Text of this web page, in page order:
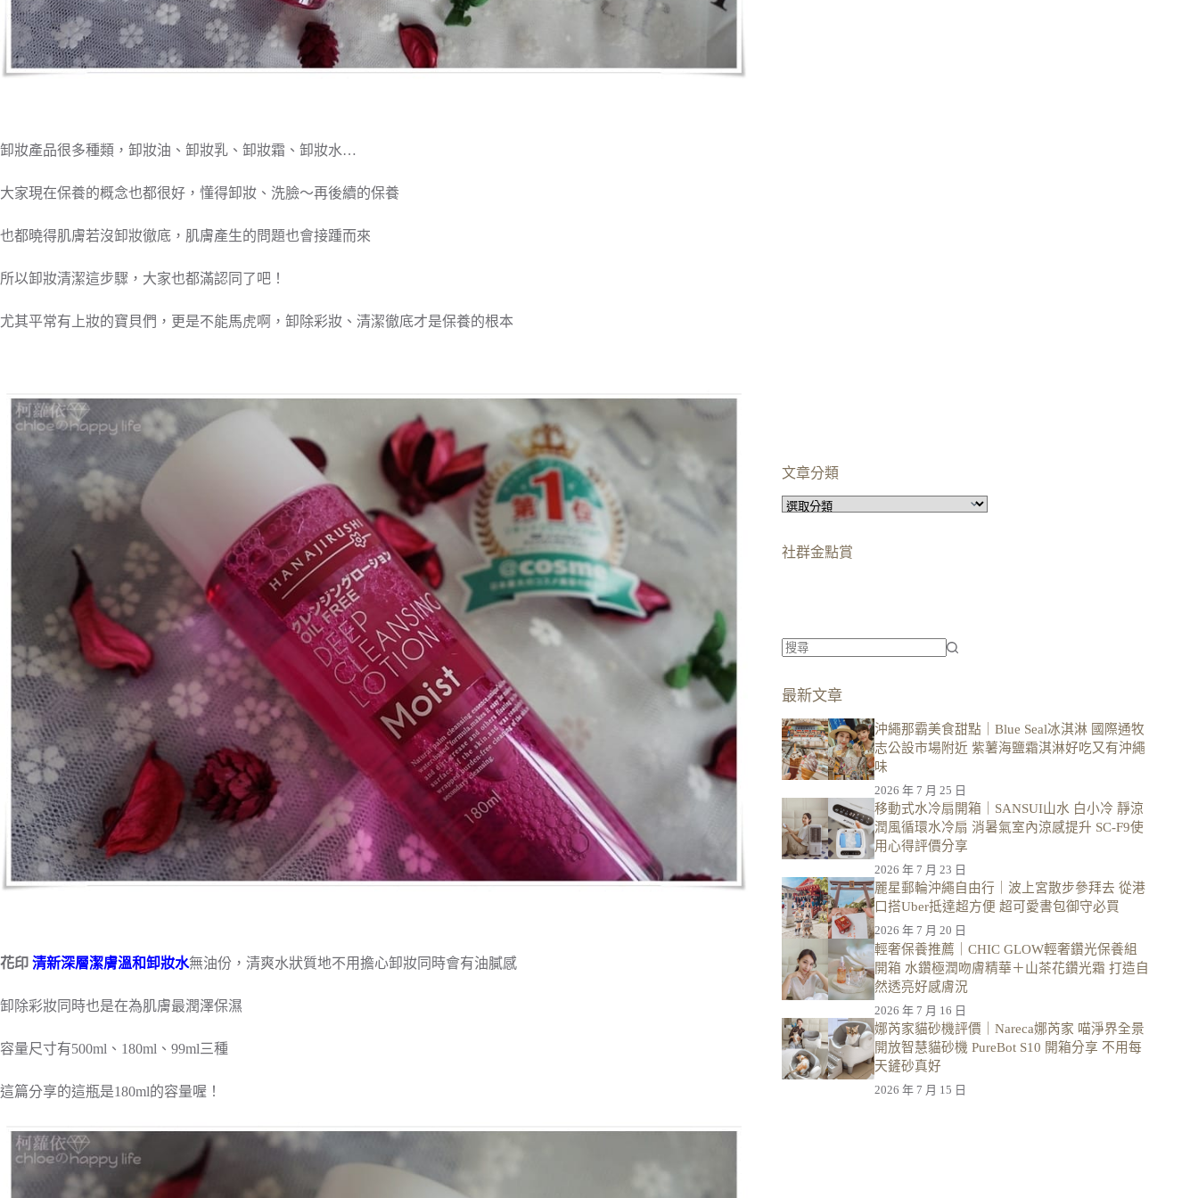
卸妝產品很多種類，卸妝油、卸妝乳、卸妝霜、卸妝水…
大家現在保養的概念也都很好，懂得卸妝、洗臉～再後續的保養
也都曉得肌膚若沒卸妝徹底，肌膚產生的問題也會接踵而來
所以卸妝清潔這步驟，大家也都滿認同了吧！
尤其平常有上妝的寶貝們，更是不能馬虎啊，卸除彩妝、清潔徹底才是保養的根本
花印 清新深層潔膚溫和卸妝水無油份，清爽水狀質地不用擔心卸妝同時會有油膩感
卸除彩妝同時也是在為肌膚最潤澤保濕
容量尺寸有500ml、180ml、99ml三種
這篇分享的這瓶是180ml的容量喔！
文章分類
文
分
類
社群金點賞
不
符
合
條
件
的
結
果
最新文章
沖繩那霸美食甜點｜Blue Seal冰淇淋 國際通牧
志公設市場附近 紫薯海鹽霜淇淋好吃又有沖繩
味
2026 年 7 月 25 日
移動式水冷扇開箱｜SANSUI山水 白小冷 靜涼
潤風循環水冷扇 消暑氣室內涼感提升 SC-F9使
用心得評價分享
2026 年 7 月 23 日
麗星郵輪沖繩自由行｜波上宮散步參拜去 從港
口搭Uber抵達超方便 超可愛書包御守必買
2026 年 7 月 20 日
輕奢保養推薦｜CHIC GLOW輕奢鑽光保養組
開箱 水鑽極潤吻膚精華＋山茶花鑽光霜 打造自
然透亮好感膚況
2026 年 7 月 16 日
娜芮家貓砂機評價｜Nareca娜芮家 喵淨界全景
開放智慧貓砂機 PureBot S10 開箱分享 不用每
天鏟砂真好
2026 年 7 月 15 日